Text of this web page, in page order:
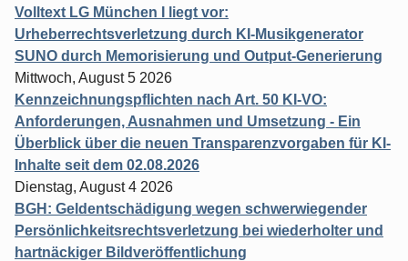
Volltext LG München I liegt vor:
Urheberrechtsverletzung durch KI-Musikgenerator
SUNO durch Memorisierung und Output-Generierung
Mittwoch, August 5 2026
Kennzeichnungspflichten nach Art. 50 KI-VO:
Anforderungen, Ausnahmen und Umsetzung - Ein
Überblick über die neuen Transparenzvorgaben für KI-
Inhalte seit dem 02.08.2026
Dienstag, August 4 2026
BGH: Geldentschädigung wegen schwerwiegender
Persönlichkeitsrechtsverletzung bei wiederholter und
hartnäckiger Bildveröffentlichung